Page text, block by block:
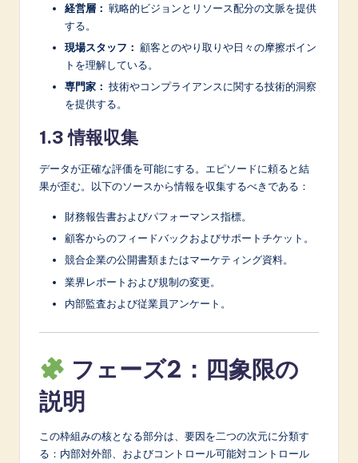
経営層： 戦略的ビジョンとリソース配分の文脈を提供
する。
現場スタッフ： 顧客とのやり取りや日々の摩擦ポイン
トを理解している。
専門家： 技術やコンプライアンスに関する技術的洞察
を提供する。
1.3 情報収集
データが正確な評価を可能にする。エピソードに頼ると結
果が歪む。以下のソースから情報を収集するべきである：
財務報告書およびパフォーマンス指標。
顧客からのフィードバックおよびサポートチケット。
競合企業の公開書類またはマーケティング資料。
業界レポートおよび規制の変更。
内部監査および従業員アンケート。
フェーズ2：四象限の
説明
この枠組みの核となる部分は、要因を二つの次元に分類す
る：内部対外部、およびコントロール可能対コントロール